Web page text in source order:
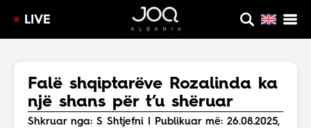
LIVE
Falë shqiptarëve Rozalinda ka
një shans për t’u shëruar
Shkruar nga: S Shtjefni | Publikuar më: 26.08.2025,